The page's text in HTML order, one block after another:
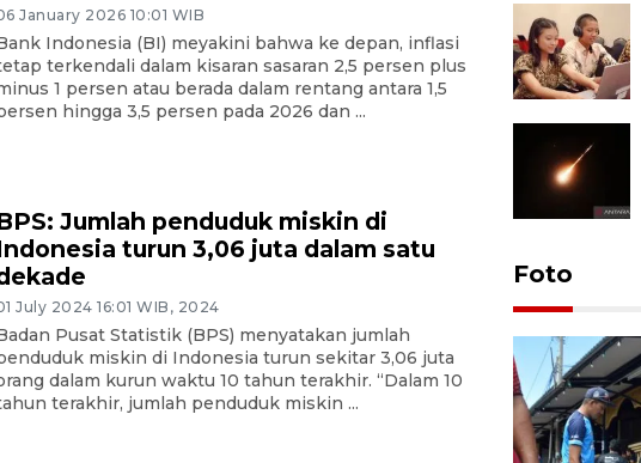
January 2026 10:01 WIB
Indonesia (BI) meyakini bahwa ke depan, inflasi
terkendali dalam kisaran sasaran 2,5 persen plus
1 persen atau berada dalam rentang antara 1,5
hingga 3,5 persen pada 2026 dan ...
Jumlah penduduk miskin di
turun 3,06 juta dalam satu
July 2024 16:01 WIB, 2024
Pusat Statistik (BPS) menyatakan jumlah
miskin di Indonesia turun sekitar 3,06 juta
dalam kurun waktu 10 tahun terakhir. “Dalam 10
terakhir, jumlah penduduk miskin ...
Foto